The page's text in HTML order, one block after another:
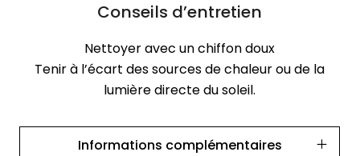
Conseils d’entretien
Nettoyer avec un chiffon doux
Tenir à l’écart des sources de chaleur ou de la
lumière directe du soleil.
Informations complémentaires